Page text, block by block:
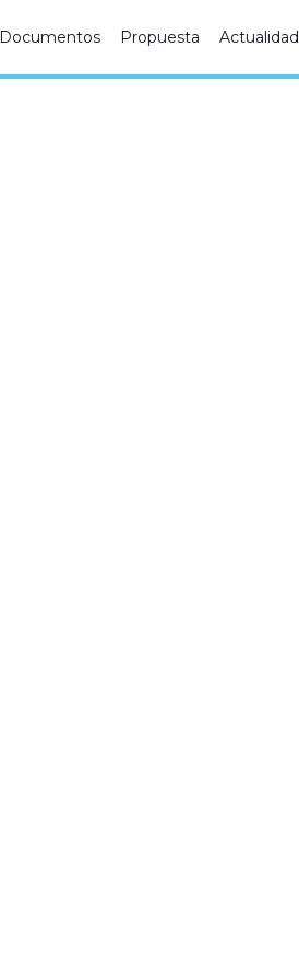
Documentos Propuesta Actualidad